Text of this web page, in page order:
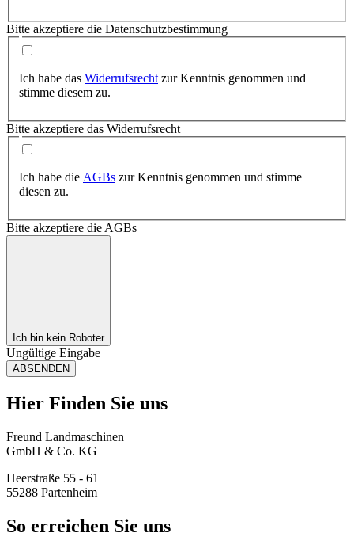
Bitte akzeptiere die Datenschutzbestimmung
Ich habe das Widerrufsrecht zur Kenntnis genommen und
stimme diesem zu.
Bitte akzeptiere das Widerrufsrecht
Ich habe die AGBs zur Kenntnis genommen und stimme
diesen zu.
Bitte akzeptiere die AGBs
Ich bin kein Roboter
Ungültige Eingabe
ABSENDEN
Hier Finden Sie uns
Freund Landmaschinen
GmbH & Co. KG
Heerstraße 55 - 61
55288 Partenheim
So erreichen Sie uns